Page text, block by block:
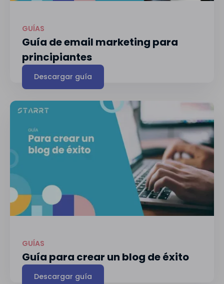
GUÍAS
Guía de email marketing para
principiantes
Descargar guía
GUÍAS
Guía para crear un blog de éxito
Descargar guía